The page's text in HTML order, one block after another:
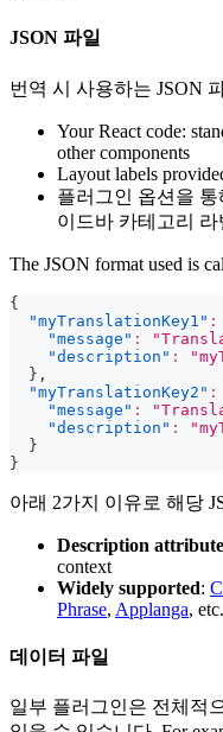
JSON 파일
번역 시 사용하는 JSON
Your React code:
other components
Layout labels
플러그인 옵션을
이드바 카테고리
The JSON format used is
{
"myTranslationKey1" :
"message" :
"description" :
} ,
"myTranslationKey2" :
"message" :
"description" :
}
}
아래 2가지 이유로 해당
Description attribute
context
Widely supported:
Phrase, Applanga, etc.
데이터 파일
일부 플러그인은 전체적